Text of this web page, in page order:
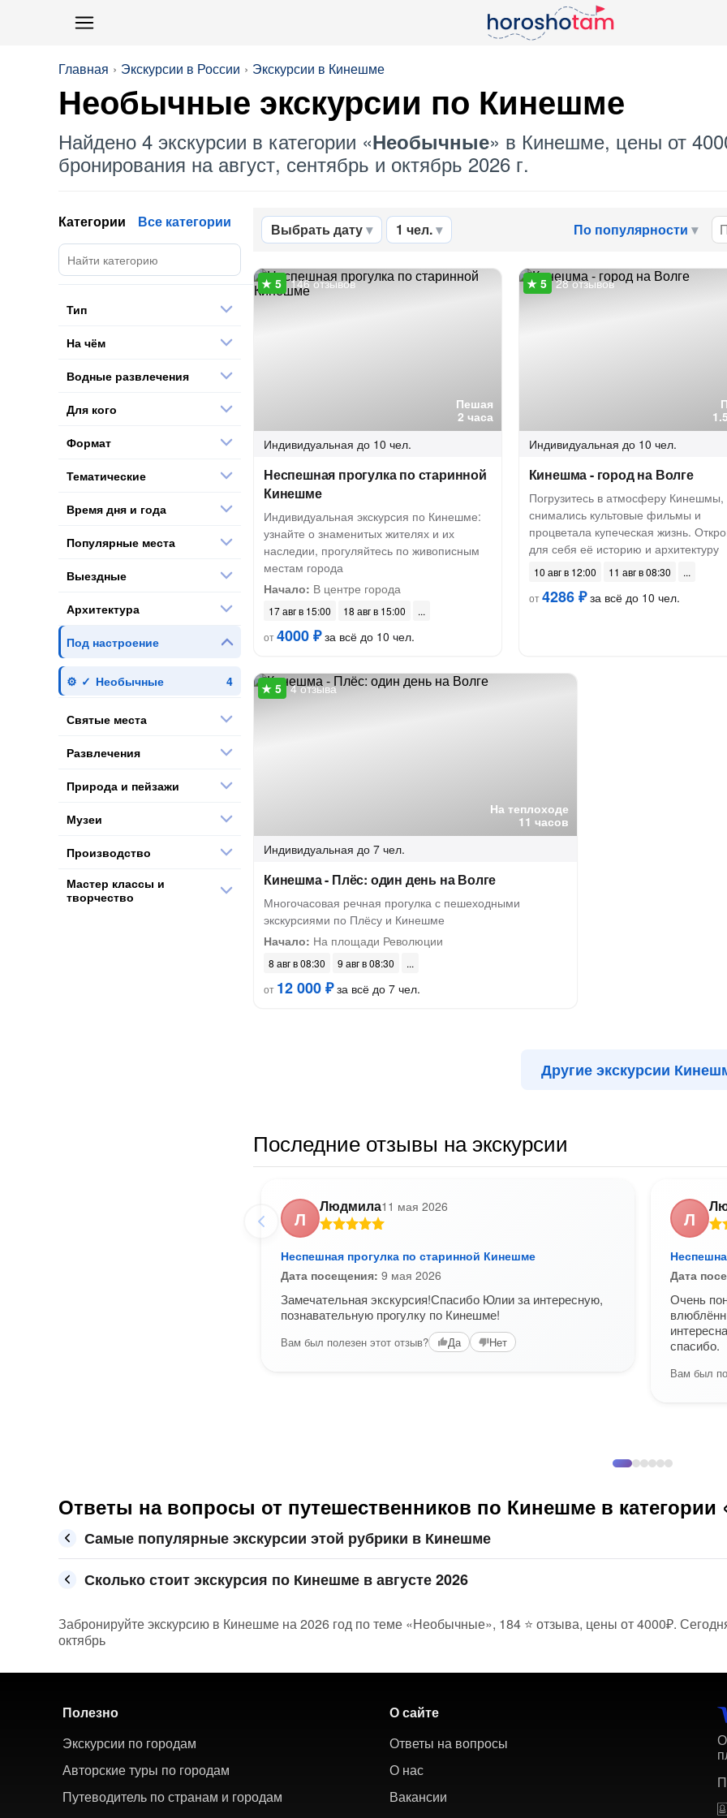
Главная Экскурсии в России Экскурсии в Кинешме
Необычные экскурсии по Кинешме
Найдено 4 экскурсии в категории «Необычные» в Кинешме, цены от
бронирования на август, сентябрь и октябрь 2026 г.
Выбрать дату 1 чел. По популярности
Пешая
2 часа
146 отзывов
Индивидуальная до 10 чел.
Неспешная прогулка по старинной
Кинешме
Индивидуальная экскурсия по Кинешме:
узнайте о знаменитых жителях и их
наследии, прогуляйтесь по живописным
местам города
Начало: В центре города
17 авг в 15:00
18 авг в 15:00
от4000 ₽за всё до 10 чел.
28 отзывов
Индивидуальная до 10 чел.
Кинешма - город на Волге
Погрузитесь в атмосферу Кинешмы,
снимались культовые фильмы и
процветала купеческая жизнь.
для себя её историю и архитектуру
10 авг в 12:00
11 авг в 08:30
от4286 ₽за всё до 10 чел.
На теплоходе
11 часов
4 отзыва
Индивидуальная до 7 чел.
Кинешма - Плёс: один день на Волге
Многочасовая речная прогулка с пешеходными
экскурсиями по Плёсу и Кинешме
Начало: На площади Революции
8 авг в 08:30
9 авг в 08:30
от 12 000 ₽за всё до 7 чел.
Другие экскурсии
Последние отзывы на экскурсии
Л
Людмила11 мая 2026
Неспешная прогулка по старинной Кинешме
Дата посещения: 9 мая 2026
Замечательная экскурсия!Спасибо Юлии за интересную,
познавательную прогулку по Кинешме!
Вам был полезен этот отзыв? Да Нет
Л
Дата
Очень
спасибо.
Вам был
Категории Все категории
Тип
На чём
Водные развлечения
Для кого
Формат
Тематические
Время дня и года
Популярные места
Выездные
Архитектура
Под настроение
Необычные
Святые места
Развлечения
Природа и пейзажи
Музеи
Производство
Мастер классы и
творчество
Ответы на вопросы от путешественников по Кинешме в
Самые популярные экскурсии этой рубрики в Кинешме
Сколько стоит экскурсия по Кинешме в августе 2026
Забронируйте экскурсию в Кинешме на 2026 год по теме «Необычные», 184 ⭐ отзыва, цены от 4000₽.
октябрь
Полезно
Экскурсии по городам
Авторские туры по городам
Путеводитель по странам и городам
О сайте
Ответы на вопросы
О нас
Вакансии